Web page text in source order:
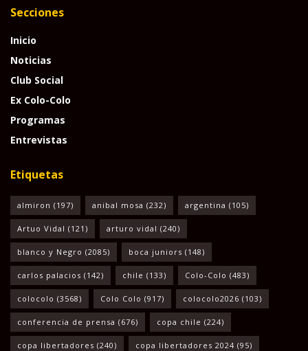
Secciones
Inicio
Noticias
Club Social
Ex Colo-Colo
Programas
Entrevistas
Etiquetas
almiron (197) anibal mosa (232) argentina (105)
Artuo Vidal (121) arturo vidal (240)
blanco y Negro (2085) boca juniors (148)
carlos palacios (142) chile (133) Colo-Colo (483)
colocolo (3568) Colo Colo (917) colocolo2026 (103)
conferencia de prensa (676) copa chile (224)
copa libertadores (240) copa libertadores 2024 (95)